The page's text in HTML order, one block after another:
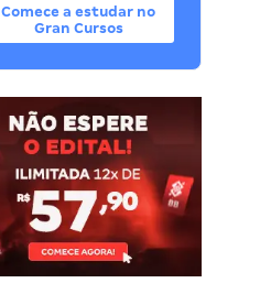
Comece a estudar no
Gran Cursos